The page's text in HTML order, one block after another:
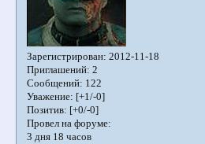
Зарегистрирован: 2012-11-18
Приглашений: 2
Сообщений: 122
Уважение: [+1/-0]
Позитив: [+0/-0]
Провел на форуме:
3 дня 18 часов